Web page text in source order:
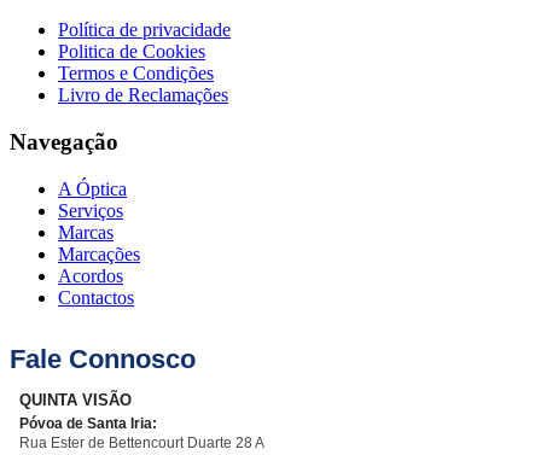
Política de privacidade
Politica de Cookies
Termos e Condições
Livro de Reclamações
Navegação
A Óptica
Serviços
Marcas
Marcações
Acordos
Contactos
Fale Connosco
QUINTA VISÃO
Póvoa de Santa Iria:
Rua Ester de Bettencourt Duarte 28 A